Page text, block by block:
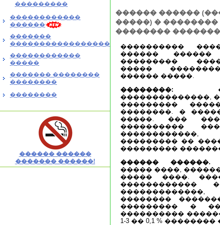
���������
������������
������
�������
�����������������
������������
�����
������� ��������
��������
��������
������ ������
������� ������!
������ ������
�����) �
�������� �������
����������
������
���������
�����
������ �����.
��������:
��������������,
���������
��������. �
�����. ���
����������
��������� ��
���������
������ ������.
����� ����,
����� ����.
������������
��������
��������� �
����������
1-3 �� 0,1 %